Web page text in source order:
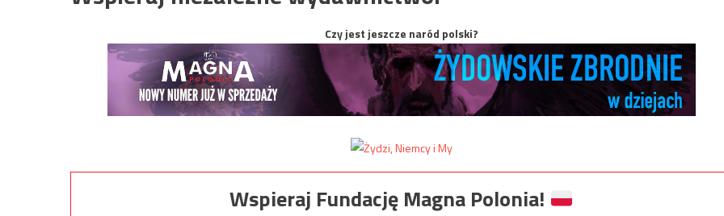
Czy jest jeszcze naród polski?
Wspieraj Fundację Magna Polonia!